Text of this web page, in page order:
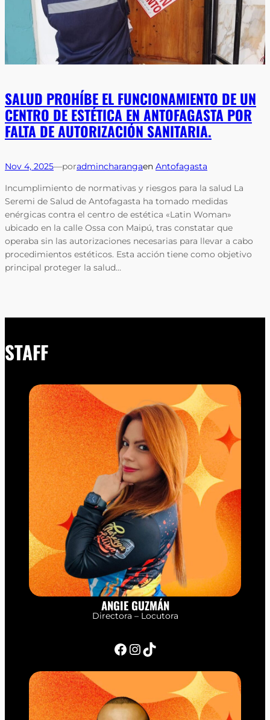
SALUD PROHÍBE EL FUNCIONAMIENTO DE UN
CENTRO DE ESTÉTICA EN ANTOFAGASTA POR
FALTA DE AUTORIZACIÓN SANITARIA.
Nov 4, 2025—poradmincharangaen Antofagasta
Incumplimiento de normativas y riesgos para la salud La
Seremi de Salud de Antofagasta ha tomado medidas
enérgicas contra el centro de estética «Latin Woman»
ubicado en la calle Ossa con Maipú, tras constatar que
operaba sin las autorizaciones necesarias para llevar a cabo
procedimientos estéticos. Esta acción tiene como objetivo
principal proteger la salud…
STAFF
ANGIE GUZMÁN
Directora – Locutora
Facebook InstagramTikTok